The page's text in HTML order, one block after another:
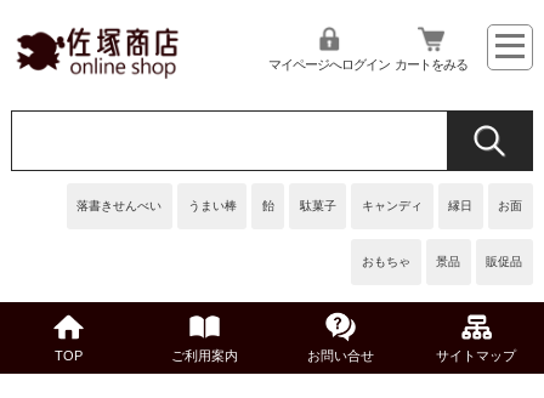
落書きせんべい うまい棒 飴 駄菓子 キャンディ 縁日 お面
おもちゃ 景品 販促品
マイページへログイン カートをみる
TOP ご利用案内 お問い合せ サイトマップ